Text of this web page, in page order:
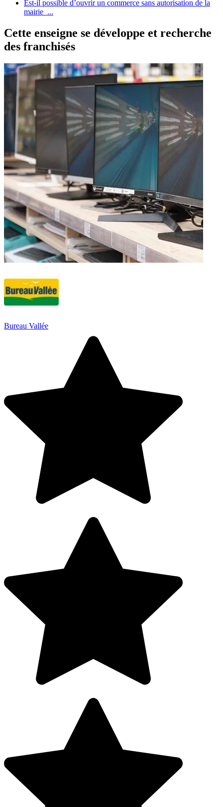
Est-il possible d’ouvrir un commerce sans autorisation de la
mairie ...
Cette enseigne se développe et recherche
des franchisés
Bureau Vallée